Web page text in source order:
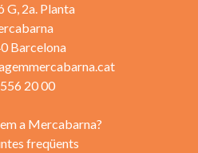
G, 2a. Planta
Barcelona
20 00
a Mercabarna?
freqüents